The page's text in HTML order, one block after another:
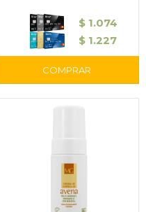
$ 1.074
$ 1.227